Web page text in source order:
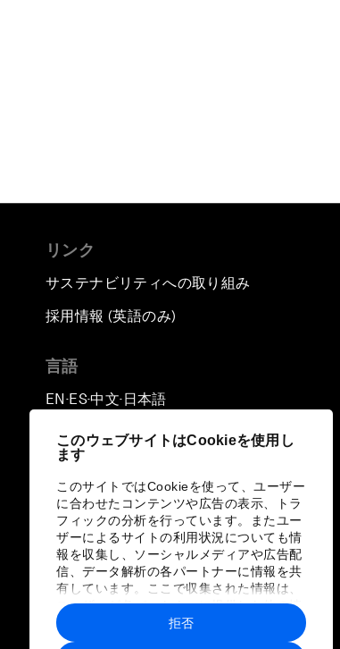
このウェブサイトはCookieを使用し
ます
このサイトではCookieを使って、ユーザー
に合わせたコンテンツや広告の表示、トラ
フィックの分析を行っています。またユー
ザーによるサイトの利用状況についても情
報を収集し、ソーシャルメディアや広告配
信、データ解析の各パートナーに情報を共
有しています。ここで収集された情報は、
ユーザーが各パートナーに提供した他の情
報や各パートナーのサービスを使用した際
に収集された情報と組み合わされ、各パー
拒否
リンク
サステナビリティへの取り組み
採用情報 (英語のみ)
言語
EN ▪ ES▪中文▪ 日本語